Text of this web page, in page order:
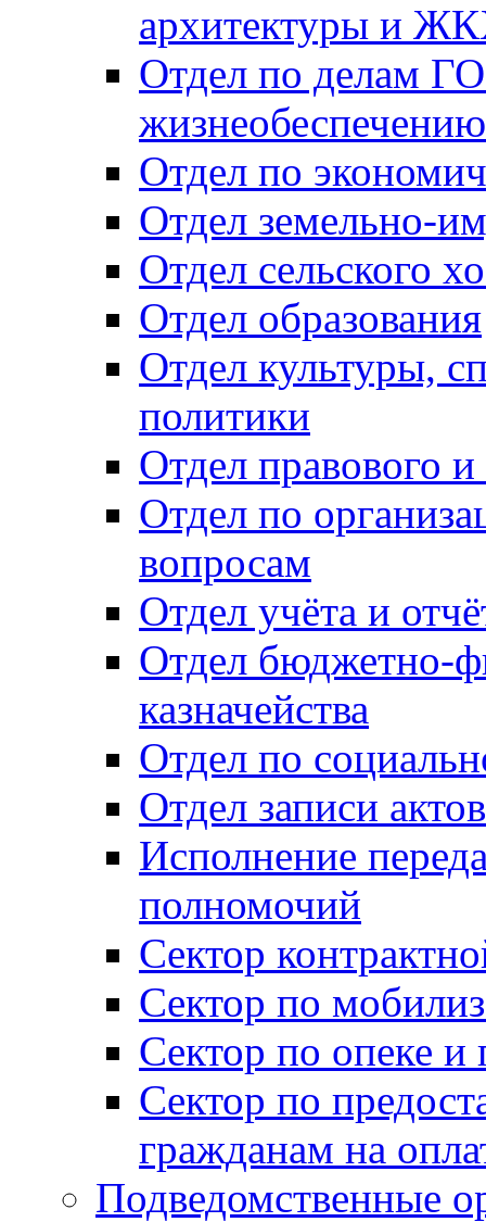
архитектуры и
Отдел по делам
Отдел по
Отдел земельно-
Отдел сельского
Отдел образования
Отдел культуры,
политики
Отдел правового
Отдел по
вопросам
Отдел учёта и
Отдел бюджетно-
казначейства
Отдел по
Отдел записи
Исполнение
полномочий
Сектор
Сектор по
Сектор по опеке и
Сектор по
гражданам на
Подведомственные